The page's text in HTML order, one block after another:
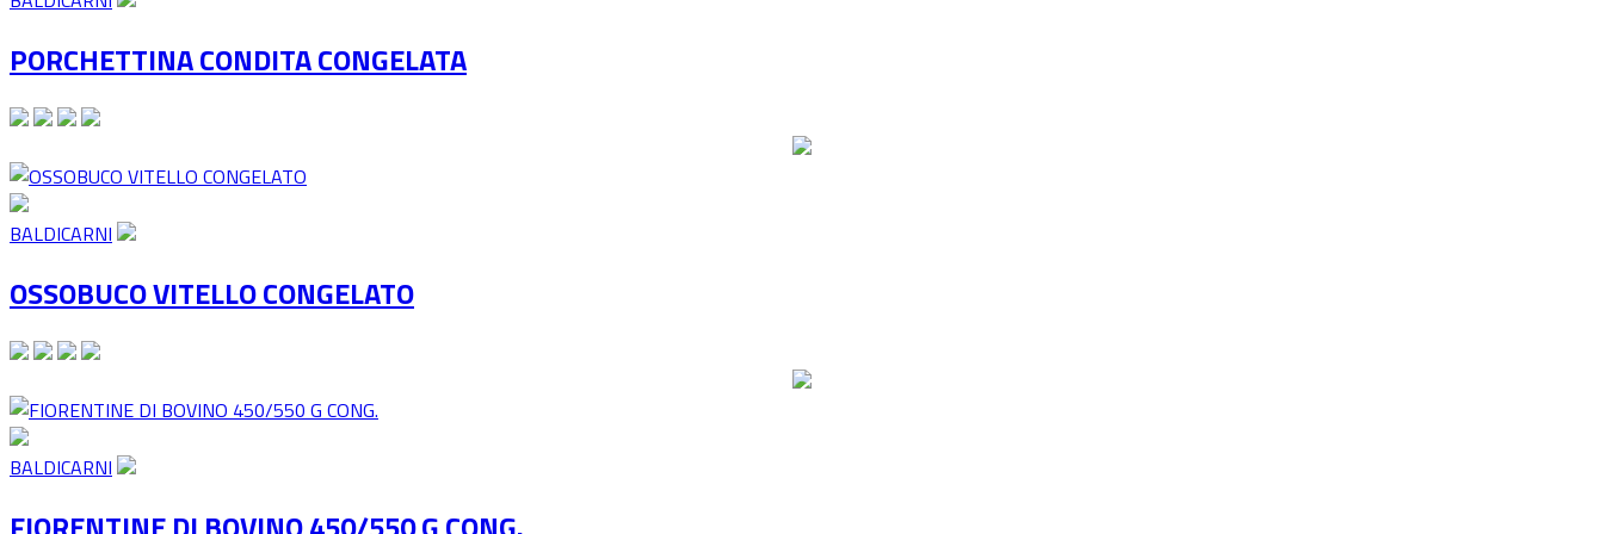
PORCHETTINA CONDITA CONGELATA
BALDICARNI
OSSOBUCO VITELLO CONGELATO
BALDICARNI